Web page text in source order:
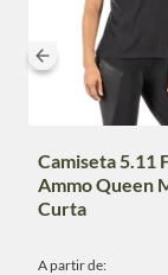
Camiseta 5.11
Ammo Queen
Curta
A partir de: